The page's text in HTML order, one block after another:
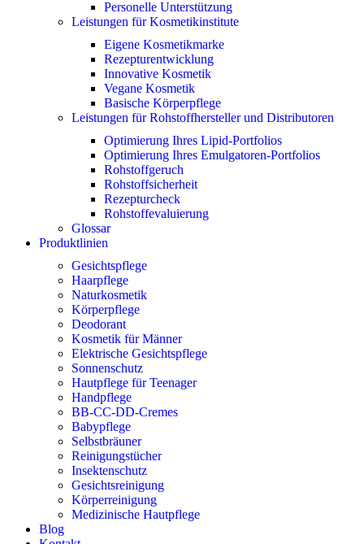
Personelle Unterstützung
Leistungen für Kosmetikinstitute
Eigene Kosmetikmarke
Rezepturentwicklung
Innovative Kosmetik
Vegane Kosmetik
Basische Körperpflege
Leistungen für Rohstoffhersteller und Distributoren
Optimierung Ihres Lipid-Portfolios
Optimierung Ihres Emulgatoren-Portfolios
Rohstoffgeruch
Rohstoffsicherheit
Rezepturcheck
Rohstoffevaluierung
Glossar
Produktlinien
Gesichtspflege
Haarpflege
Naturkosmetik
Körperpflege
Deodorant
Kosmetik für Männer
Elektrische Gesichtspflege
Sonnenschutz
Hautpflege für Teenager
Handpflege
BB-CC-DD-Cremes
Babypflege
Selbstbräuner
Reinigungstücher
Insektenschutz
Gesichtsreinigung
Körperreinigung
Medizinische Hautpflege
Blog